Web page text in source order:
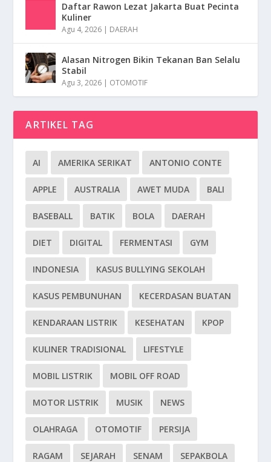
Daftar Rawon Lezat Jakarta Buat Pecinta
Kuliner
Agu 4, 2026 | DAERAH
Alasan Nitrogen Bikin Tekanan Ban Selalu
Stabil
Agu 3, 2026 | OTOMOTIF
ARTIKEL TAG
AI AMERIKA SERIKAT ANTONIO CONTE
APPLE AUSTRALIA AWET MUDA BALI
BASEBALL BATIK BOLA DAERAH
DIET DIGITAL FERMENTASI GYM
INDONESIA KASUS BULLYING SEKOLAH
KASUS PEMBUNUHAN KECERDASAN BUATAN
KENDARAAN LISTRIK KESEHATAN KPOP
KULINER TRADISIONAL LIFESTYLE
MOBIL LISTRIK MOBIL OFF ROAD
MOTOR LISTRIK MUSIK NEWS
OLAHRAGA OTOMOTIF PERSIJA
RAGAM SEJARAH SENAM SEPAKBOLA